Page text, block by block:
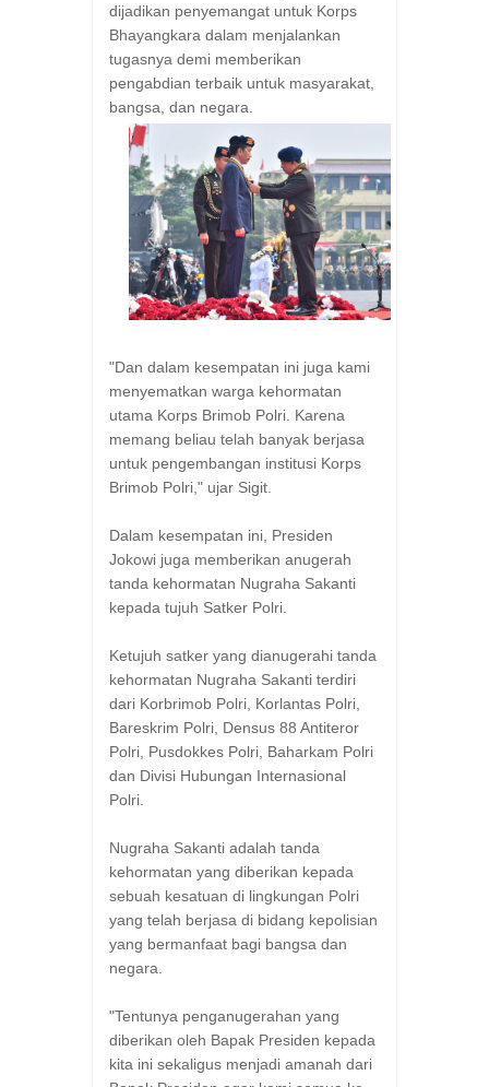
dijadikan penyemangat untuk Korps
Bhayangkara dalam menjalankan
tugasnya demi memberikan
pengabdian terbaik untuk masyarakat,
bangsa, dan negara.
"Dan dalam kesempatan ini juga kami
menyematkan warga kehormatan
utama Korps Brimob Polri. Karena
memang beliau telah banyak berjasa
untuk pengembangan institusi Korps
Brimob Polri," ujar Sigit.
Dalam kesempatan ini, Presiden
Jokowi juga memberikan anugerah
tanda kehormatan Nugraha Sakanti
kepada tujuh Satker Polri.
Ketujuh satker yang dianugerahi tanda
kehormatan Nugraha Sakanti terdiri
dari Korbrimob Polri, Korlantas Polri,
Bareskrim Polri, Densus 88 Antiteror
Polri, Pusdokkes Polri, Baharkam Polri
dan Divisi Hubungan Internasional
Polri.
Nugraha Sakanti adalah tanda
kehormatan yang diberikan kepada
sebuah kesatuan di lingkungan Polri
yang telah berjasa di bidang kepolisian
yang bermanfaat bagi bangsa dan
negara.
"Tentunya penganugerahan yang
diberikan oleh Bapak Presiden kepada
kita ini sekaligus menjadi amanah dari